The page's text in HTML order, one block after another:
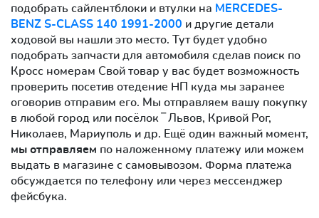
подобрать сайлентблоки и втулки на MERCEDES-
BENZ S-CLASS 140 1991-2000 и другие детали
ходовой вы нашли это место. Тут будет удобно
подобрать запчасти для автомобиля сделав поиск по
Кросс номерам Свой товар у вас будет возможность
проверить посетив отедение НП куда мы заранее
оговорив отправим его. Мы отправляем вашу покупку
в любой город или посёлок ‾ Львов, Кривой Рог,
Николаев, Мариуполь и др. Ещё один важный момент,
мы отправляем по наложенному платежу или можем
выдать в магазине с самовывозом. Форма платежа
обсуждается по телефону или через мессенджер
фейсбука.